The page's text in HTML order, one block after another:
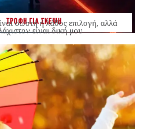
ΤΡΟΦΗ ΓΙΑ ΣΚΕΨΗ
σωστή ή λάθος επιλογή, αλλά
είναι δική μου